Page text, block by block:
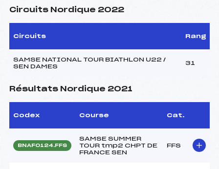
Circuits Nordique 2022
Circuits Rang
SAMSE NATIONAL TOUR BIATHLON U22 /
SEN DAMES
31
Résultats Nordique 2021
Codex Course Cat.
BNAF0124.FFS
SAMSE SUMMER
TOUR tmp2 CHPT DE
FRANCE SEN
FFS